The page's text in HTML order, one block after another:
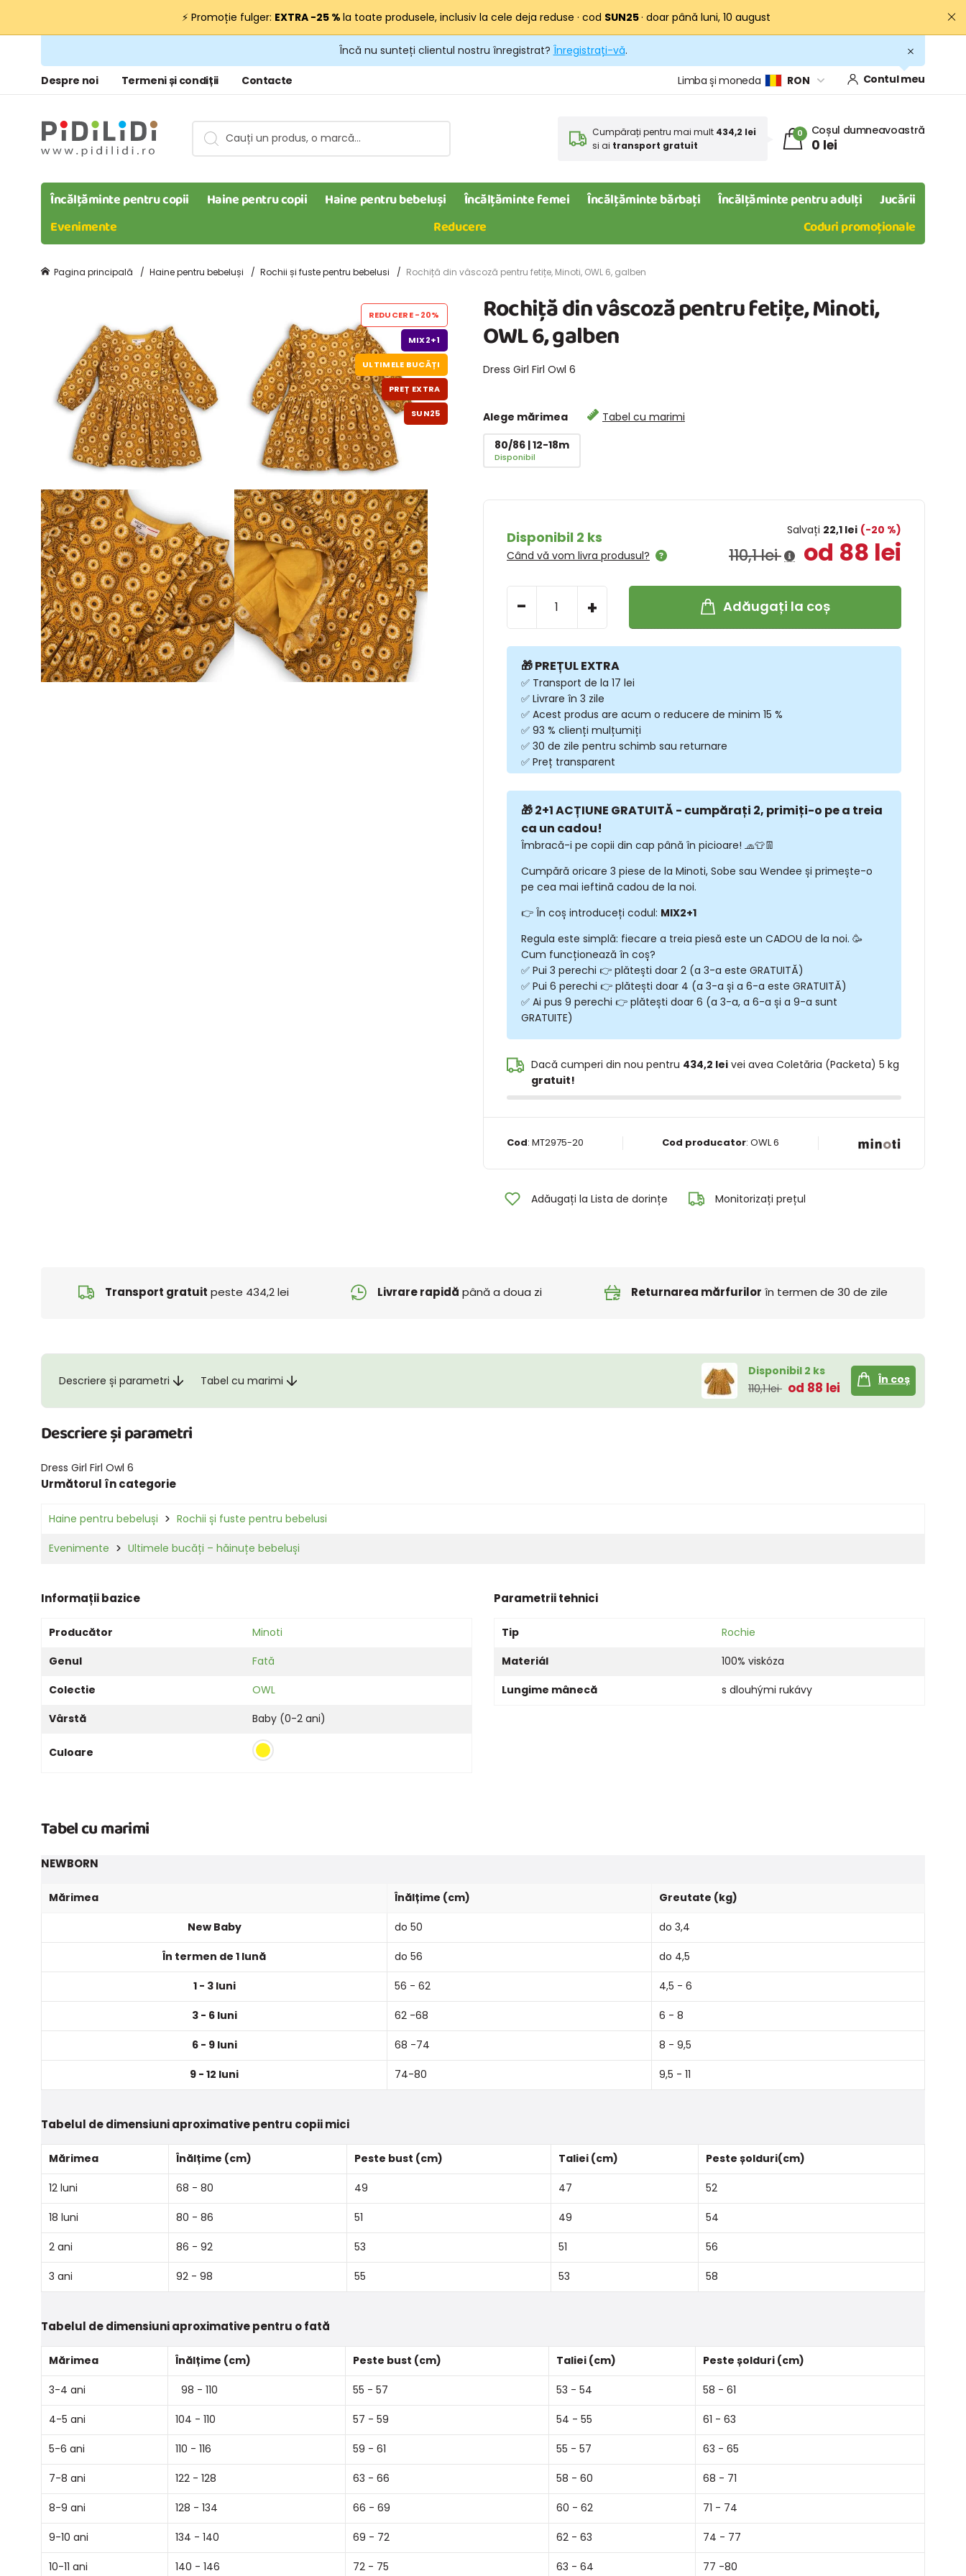
⚡ Promoție fulger: EXTRA −25 % la toate produsele, inclusiv la cele deja reduse · cod SUN25· doar până luni, 10 august
Încă nu sunteți clientul nostru înregistrat? Înregistrați-vă.
Despre noi Termeni și condiții Contacte Limba și moneda RON Contul meu
Cumpărați pentru mai mult 434,2 lei
si ai transport gratuit
0 Coșul dumneavoastră
0 lei
Încălțăminte pentru copii Haine pentru copii Haine pentru bebeluși Încălțăminte femei Încălțăminte bărbați Încălțăminte pentru adulți
Jucării
Evenimente
Reducere Coduri promoționale
Pagina principală Haine pentru bebeluși Rochii și fuste pentru bebelusi Rochiță din vâscoză pentru fetițe, Minoti, OWL 6, galben
Rochiță din vâscoză pentru fetițe, Minoti,
OWL 6, galben
Dress Girl Firl Owl 6
Alege mărimea
Tabel cu marimi
80/86 | 12-18m
Disponibil
Disponibil 2 ks
Când vă vom livra produsul?
Salvați 22,1 lei (-20 %)
110,1 lei od 88 lei
- + Adăugați la coș
🎁 PREȚUL EXTRA
✅ Transport de la 17 lei
✅ Livrare în 3 zile
✅ Acest produs are acum o reducere de minim 15 %
✅ 93 % clienți mulțumiți
✅ 30 de zile pentru schimb sau returnare
✅ Preț transparent
🎁 2+1 ACȚIUNE GRATUITĂ - cumpărați 2, primiți-o pe a treia
ca un cadou!
Îmbracă-i pe copii din cap până în picioare! 🧢👕👖
Cumpără oricare 3 piese de la Minoti, Sobe sau Wendee și primește-o
pe cea mai ieftină cadou de la noi.
👉 În coș introduceți codul: MIX2+1
Regula este simplă: fiecare a treia piesă este un CADOU de la noi. 🥳
Cum funcționează în coș?
✅ Pui 3 perechi 👉 plătești doar 2 (a 3-a este GRATUITĂ)
✅ Pui 6 perechi 👉 plătești doar 4 (a 3-a și a 6-a este GRATUITĂ)
✅ Ai pus 9 perechi 👉 plătești doar 6 (a 3-a, a 6-a și a 9-a sunt
GRATUITE)
Dacă cumperi din nou pentru 434,2 leivei avea Coletăria (Packeta) 5 kg
gratuit!
Cod: MT2975-20 Cod producator: OWL 6
Adăugați la Lista de dorințe Monitorizați prețul
REDUCERE-20%
MIX2+1
ULTIMELE BUCĂȚI
PREȚ EXTRA
SUN25
Transport gratuit peste 434,2 lei Livrare rapidă până a doua zi Returnarea mărfurilor în termen de 30 de zile
Descriere și parametri Tabel cu marimi
Disponibil 2 ks
110,1 lei od 88 lei
În coș
Descriere și parametri
Dress Girl Firl Owl 6
Următorul în categorie
Haine pentru bebeluși Rochii și fuste pentru bebelusi
Evenimente Ultimele bucăți – hăinuțe bebeluși
Informații bazice
Producător
Minoti
Genul
Fată
Colectie
OWL
Vârstă
Baby (0-2 ani)
Culoare
Parametrii tehnici
Tip
Rochie
Materiál
100% viskóza
Lungime mânecă
s dlouhými rukávy
Tabel cu marimi
NEWBORN
Mărimea Înălțime (cm) Greutate (kg)
New Baby do 50 do 3,4
În termen de 1 lună do 56 do 4,5
1 - 3 luni 56 - 62 4,5 - 6
3 - 6 luni 62 -68 6 - 8
6 - 9 luni 68 -74 8 - 9,5
9 - 12 luni 74-80 9,5 - 11
Tabelul de dimensiuni aproximative pentru copii mici
Mărimea Înălțime (cm) Peste bust (cm) Taliei (cm) Peste șolduri(cm)
12 luni 68 - 80 49 47 52
18 luni 80 - 86 51 49 54
2 ani 86 - 92 53 51 56
3 ani 92 - 98 55 53 58
Tabelul de dimensiuni aproximative pentru o fată
Mărimea Înălțime (cm) Peste bust (cm) Taliei (cm) Peste șolduri (cm)
3-4 ani 98 - 110 55 - 57 53 - 54 58 - 61
4-5 ani 104 - 110 57 - 59 54 - 55 61 - 63
5-6 ani 110 - 116 59 - 61 55 - 57 63 - 65
7-8 ani 122 - 128 63 - 66 58 - 60 68 - 71
8-9 ani 128 - 134 66 - 69 60 - 62 71 - 74
9-10 ani 134 - 140 69 - 72 62 - 63 74 - 77
10-11 ani 140 - 146 72 - 75 63 - 64 77 -80